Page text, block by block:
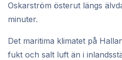
Oskarström österut längs
minuter.
Det maritima klimatet på
fukt och salt luft än i